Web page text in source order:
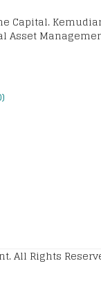
Capital.
All Rights